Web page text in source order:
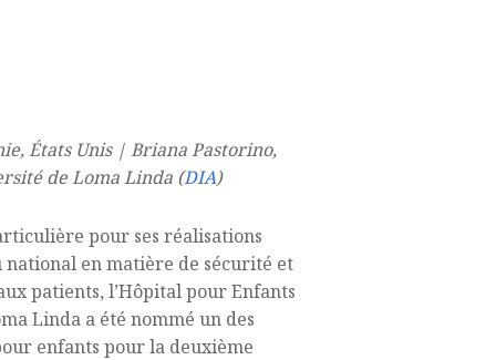
États Unis | Briana Pastorino,
de Loma Linda (DIA)
pour ses réalisations
national en matière de sécurité et
patients, l’Hôpital pour Enfants
Linda a été nommé un des
enfants pour la deuxième